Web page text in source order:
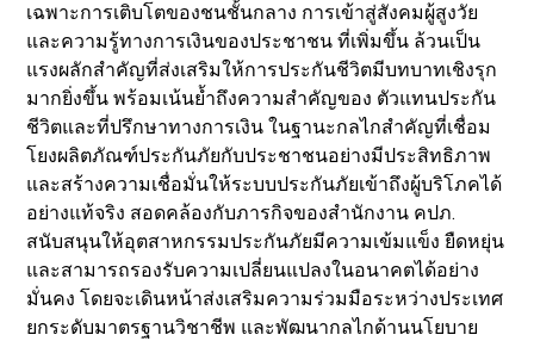
เฉพาะการเติบโตของชนชั้นกลาง การเข้าสู่สังคมผู้สูงวัย
และความรู้ทางการเงินของประชาชน ที่เพิ่มขึ้น ล้วนเป็น
แรงผลักสำคัญที่ส่งเสริมให้การประกันชีวิตมีบทบาทเชิงรุก
มากยิ่งขึ้น พร้อมเน้นย้ำถึงความสำคัญของ ตัวแทนประกัน
ชีวิตและที่ปรึกษาทางการเงิน ในฐานะกลไกสำคัญที่เชื่อม
โยงผลิตภัณฑ์ประกันภัยกับประชาชนอย่างมีประสิทธิภาพ
และสร้างความเชื่อมั่นให้ระบบประกันภัยเข้าถึงผู้บริโภคได้
อย่างแท้จริง สอดคล้องกับภารกิจของสำนักงาน คปภ.
สนับสนุนให้อุตสาหกรรมประกันภัยมีความเข้มแข็ง ยืดหยุ่น
และสามารถรองรับความเปลี่ยนแปลงในอนาคตได้อย่าง
มั่นคง โดยจะเดินหน้าส่งเสริมความร่วมมือระหว่างประเทศ
ยกระดับมาตรฐานวิชาชีพ และพัฒนากลไกด้านนโยบาย